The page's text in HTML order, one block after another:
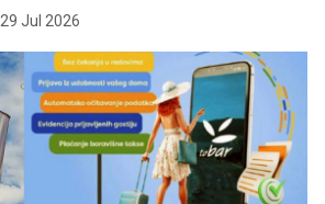
29 Jul 2026